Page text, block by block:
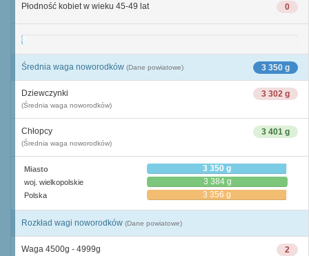
0
Płodność kobiet w wieku 45-49 lat
0
3 350 g
Średnia waga noworodków (Dane powiatowe)
3 302 g
Dziewczynki
(Średnia waga noworodków)
3 401 g
Chłopcy
(Średnia waga noworodków)
Miasto 3 350 g
woj. wielkopolskie 3 384 g
Polska 3 356 g
Rozkład wagi noworodków (Dane powiatowe)
2
Waga 4500g - 4999g